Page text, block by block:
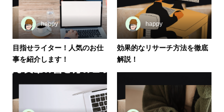
happy
目指せライター！人気のお仕
事を紹介します！
happy
効果的なリサーチ方法を徹底
解説！